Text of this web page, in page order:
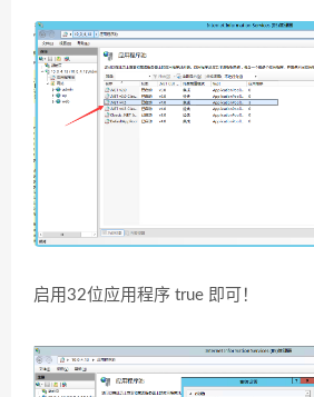
启用32位应用程序 true 即可！